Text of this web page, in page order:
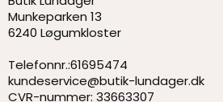
Munkeparken 13
6240 Løgumkloster
Telefonnr.:61695474
kundeservice@butik-lundager.dk
CVR-nummer: 33663307